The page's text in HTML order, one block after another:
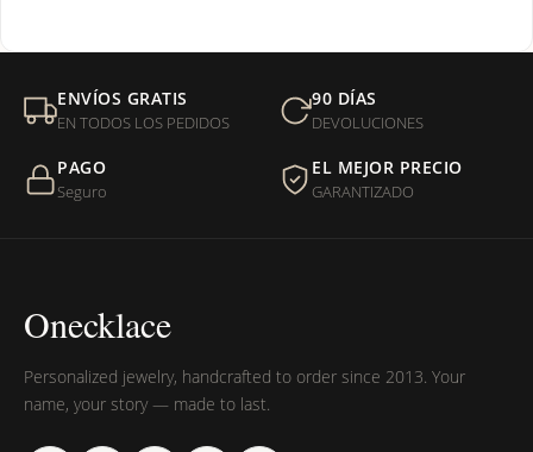
Mi orden fue devuelta por USPS, ¿qué hago para que sea
entregada?
¿Sus productos son libres de níquel?
ENVÍOS GRATIS
EN TODOS LOS PEDIDOS
90 DÍAS
DEVOLUCIONES
PAGO
Seguro
EL MEJOR PRECIO
GARANTIZADO
Onecklace
Personalized jewelry, handcrafted to order since 2013. Your
name, your story — made to last.